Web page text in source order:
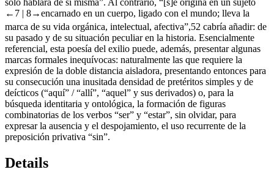
solo hablara de sí misma”. Al contrario, “[s]‌e origina en un sujeto
←7 | 8→encarnado en un cuerpo, ligado con el mundo; lleva la
marca de su vida orgánica, intelectual, afectiva”,52 cabría añadir: de
su pasado y de su situación peculiar en la historia. Esencialmente
referencial, esta poesía del exilio puede, además, presentar algunas
marcas formales inequívocas: naturalmente las que requiere la
expresión de la doble distancia aisladora, presentando entonces para
su consecución una inusitada densidad de pretéritos simples y de
deícticos (“aquí” / “allí”, “aquel” y sus derivados) o, para la
búsqueda identitaria y ontológica, la formación de figuras
combinatorias de los verbos “ser” y “estar”, sin olvidar, para
expresar la ausencia y el despojamiento, el uso recurrente de la
preposición privativa “sin”.
Details